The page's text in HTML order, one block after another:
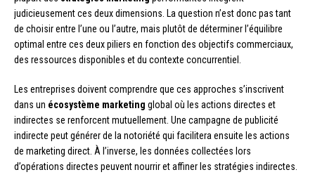
judicieusement ces deux dimensions. La question n’est donc pas tant
de choisir entre l’une ou l’autre, mais plutôt de déterminer l’équilibre
optimal entre ces deux piliers en fonction des objectifs commerciaux,
des ressources disponibles et du contexte concurrentiel.
Les entreprises doivent comprendre que ces approches s’inscrivent
dans un écosystème marketing global où les actions directes et
indirectes se renforcent mutuellement. Une campagne de publicité
indirecte peut générer de la notoriété qui facilitera ensuite les actions
de marketing direct. À l’inverse, les données collectées lors
d’opérations directes peuvent nourrir et affiner les stratégies indirectes.